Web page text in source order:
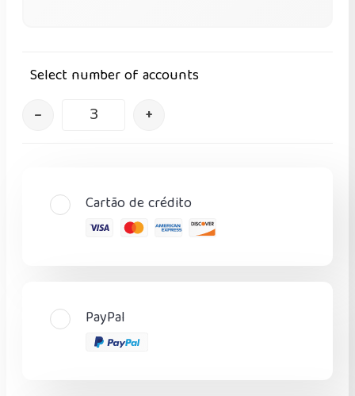
Select number of accounts
– +
Cartão de crédito
PayPal